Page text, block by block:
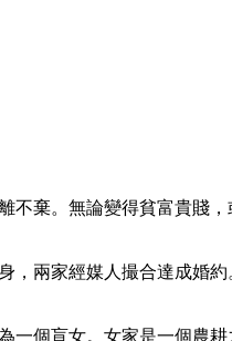
棄。無論變得貧富貴賤
兩家經媒人撮合達成婚
個盲女。女家是一個農